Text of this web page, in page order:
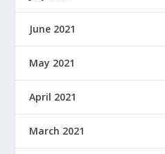
June 2021
May 2021
April 2021
March 2021